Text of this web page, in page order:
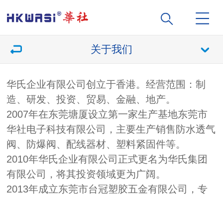
关于我们
华氏企业有限公司创立于香港。经营范围：制
造、研发、投资、贸易、金融、地产。
2007年在东莞塘厦设立第一家生产基地东莞市
华社电子科技有限公司，主要生产销售防水透气
阀、防爆阀、配线器材、塑料紧固件等。
2010年华氏企业有限公司正式更名为华氏集团
有限公司，将其投资领域更为广阔。
2013年成立东莞市台冠塑胶五金有限公司，专